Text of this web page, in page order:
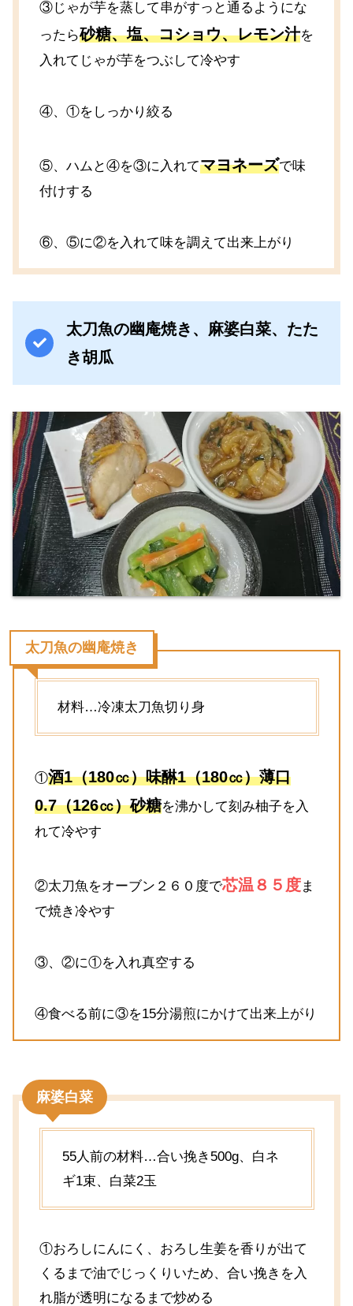
③じゃが芋を蒸して串がすっと通るようにな
ったら砂糖、塩、コショウ、レモン汁を
入れてじゃが芋をつぶして冷やす
④、①をしっかり絞る
⑤、ハムと④を③に入れてマヨネーズで味
付けする
⑥、⑤に②を入れて味を調えて出来上がり
太刀魚の幽庵焼き、麻婆白菜、たた
き胡瓜
太刀魚の幽庵焼き
材料…冷凍太刀魚切り身
①酒1（180㏄）味醂1（180㏄）薄口
0.7（126㏄）砂糖を沸かして刻み柚子を入
れて冷やす
②太刀魚をオーブン２６０度で芯温８５度ま
で焼き冷やす
③、②に①を入れ真空する
④食べる前に③を15分湯煎にかけて出来上がり
麻婆白菜
55人前の材料…合い挽き500g、白ネ
ギ1束、白菜2玉
①おろしにんにく、おろし生姜を香りが出て
くるまで油でじっくりいため、合い挽きを入
れ脂が透明になるまで炒める